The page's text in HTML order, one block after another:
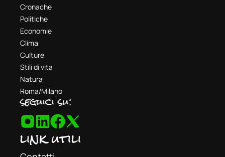
Cronache
Politiche
Economie
Clima
Culture
Stili di vita
Natura
Roma/Milano
seguici su:
link utili